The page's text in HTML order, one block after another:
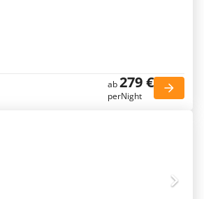
ab279 €
perNight